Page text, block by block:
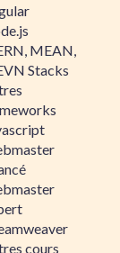
MEAN,
Stacks
cours